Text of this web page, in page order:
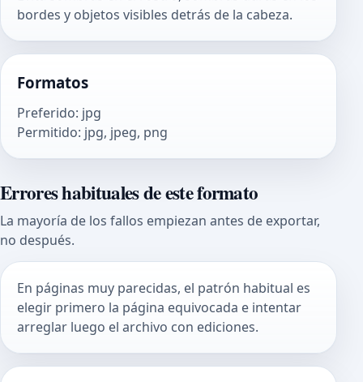
bordes y objetos visibles detrás de la cabeza.
Formatos
Preferido: jpg
Permitido: jpg, jpeg, png
Errores habituales de este formato
La mayoría de los fallos empiezan antes de exportar,
no después.
En páginas muy parecidas, el patrón habitual es
elegir primero la página equivocada e intentar
arreglar luego el archivo con ediciones.